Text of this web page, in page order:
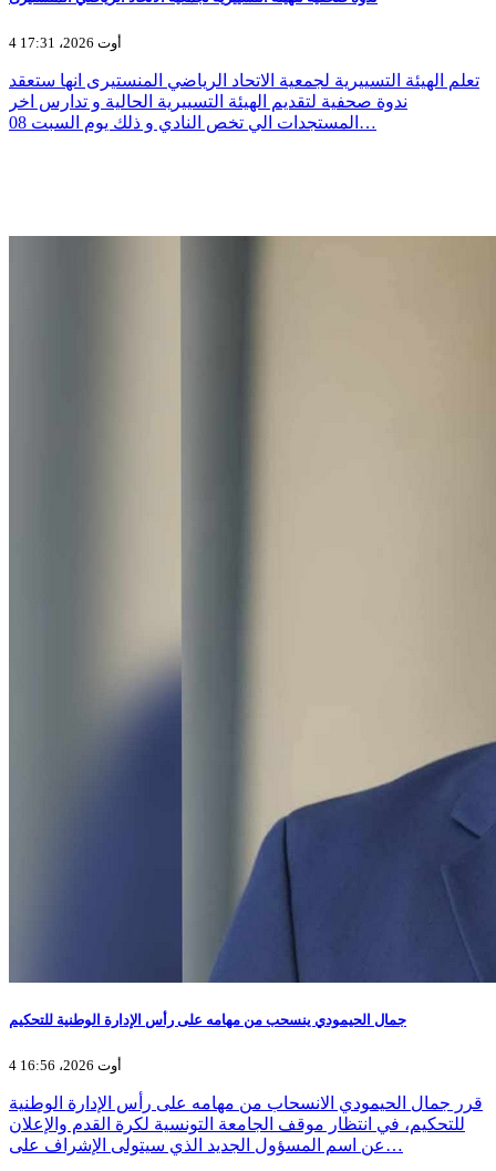
4 أوت 2026، 17:31
تعلم الهيئة التسييرية لجمعية الاتحاد الرياضي المنستيرى انها ستعقد
ندوة صحفية لتقديم الهيئة التسييرية الحالية و تدارس اخر
المستجدات الي تخص النادي و ذلك يوم السبت 08…
جمال الحيمودي ينسحب من مهامه على رأس الإدارة الوطنية للتحكيم
4 أوت 2026، 16:56
قرر جمال الحيمودي الانسحاب من مهامه على رأس الإدارة الوطنية
للتحكيم، في انتظار موقف الجامعة التونسية لكرة القدم والإعلان
عن اسم المسؤول الجديد الذي سيتولى الإشراف على…